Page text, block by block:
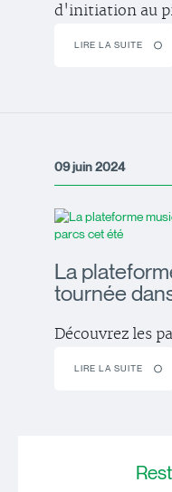
d'initiation au
LIRE LA SUITE
09 juin 2024
La
tournée
Découvrez les
LIRE LA SUITE